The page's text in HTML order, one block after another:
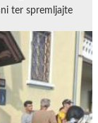
ter spremljajte